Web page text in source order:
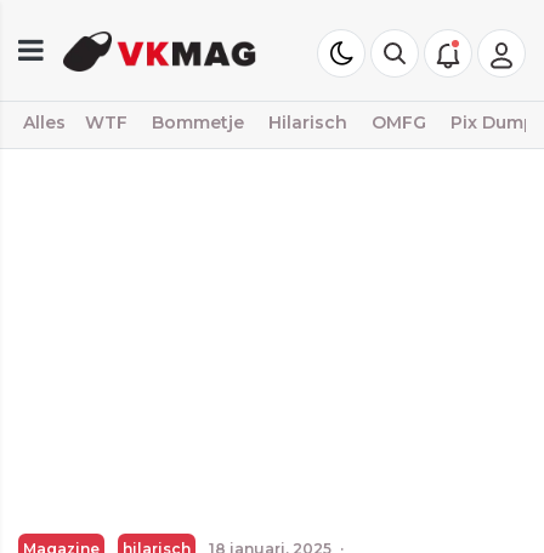
Alles WTF Bommetje Hilarisch OMFG Pix Dump
Magazine hilarisch 18 januari, 2025 ·